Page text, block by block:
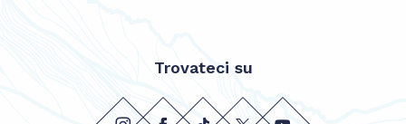
Trovateci su